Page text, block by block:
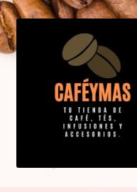
Ir
a
navegación
Ir
al
contenido